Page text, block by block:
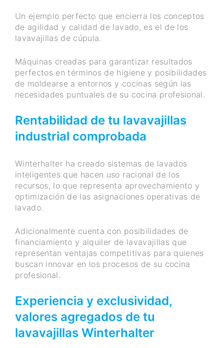
Un ejemplo perfecto que encierra los conceptos
de agilidad y calidad de lavado, es el de los
lavavajillas de cúpula.
Máquinas creadas para garantizar resultados
perfectos en términos de higiene y posibilidades
de moldearse a entornos y cocinas según las
necesidades puntuales de su cocina profesional.
Rentabilidad de tu lavavajillas
industrial comprobada
Winterhalter ha creado sistemas de lavados
inteligentes que hacen uso racional de los
recursos, lo que representa aprovechamiento y
optimización de las asignaciones operativas de
lavado.
Adicionalmente cuenta con posibilidades de
financiamiento y alquiler de lavavajillas que
representan ventajas competitivas para quienes
buscan innovar en los procesos de su cocina
profesional.
Experiencia y exclusividad,
valores agregados de tu
lavavajillas Winterhalter